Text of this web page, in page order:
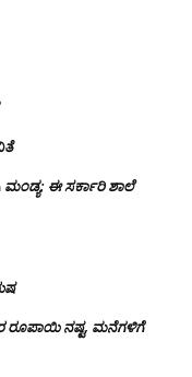
ಮಂಡ್ಯ: ಈ ಸರ್ಕಾರಿ ಶಾಲೆ
ರೂಪಾಯಿ ನಷ್ಟ, ಮನೆಗಳಿಗೆ